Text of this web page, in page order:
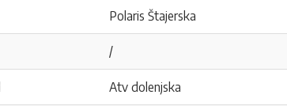
Polaris Štajerska
/
Atv dolenjska